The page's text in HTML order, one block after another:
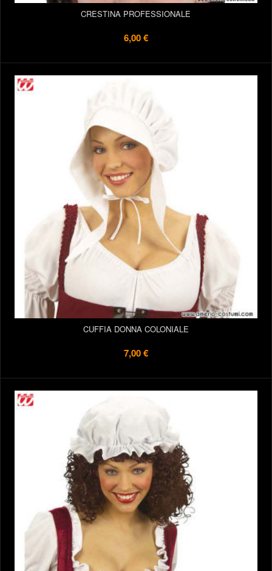
CRESTINA PROFESSIONALE
6,00 €
CUFFIA DONNA COLONIALE
7,00 €